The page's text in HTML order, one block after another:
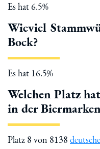
Es hat 6.5%
Wieviel
Bock?
Es hat 16.5%
Welchen Platz
in der
Platz 8 von 8138